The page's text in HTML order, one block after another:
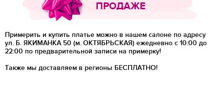
ПРОДАЖЕ
Примерить и купить платье можно в нашем салоне по адресу
ул. Б. ЯКИМАНКА 50 (м. ОКТЯБРЬСКАЯ) ежедневно с 10:00 до
22:00 по предварительной записи на примерку!
Также мы доставляем в регионы БЕСПЛАТНО!